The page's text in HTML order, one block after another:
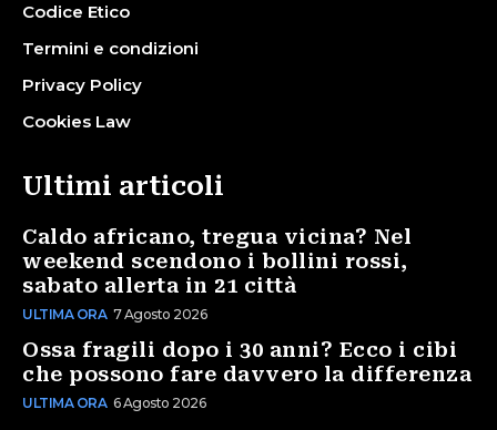
Codice Etico
Termini e condizioni
Privacy Policy
Cookies Law
Ultimi articoli
Caldo africano, tregua vicina? Nel
weekend scendono i bollini rossi,
sabato allerta in 21 città
ULTIMA ORA 7 Agosto 2026
Ossa fragili dopo i 30 anni? Ecco i cibi
che possono fare davvero la differenza
ULTIMA ORA 6 Agosto 2026